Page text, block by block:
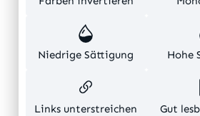
Niedrige Sättigung Hohe
Links unterstreichen Gut